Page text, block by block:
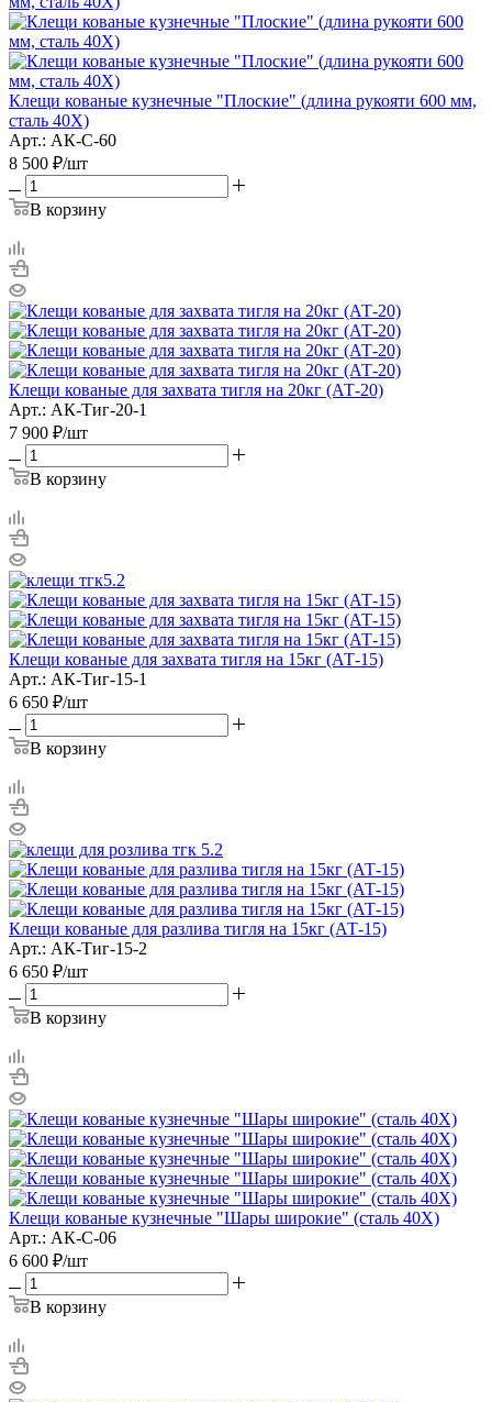
Клещи кованые кузнечные "Плоские" (длина рукояти 600 мм,
сталь 40Х)
Арт.: АК-С-60
8 500 ₽/шт
В корзину
Клещи кованые для захвата тигля на 20кг (АТ-20)
Арт.: АК-Тиг-20-1
7 900 ₽/шт
В корзину
Клещи кованые для захвата тигля на 15кг (АТ-15)
Арт.: АК-Тиг-15-1
6 650 ₽/шт
В корзину
Клещи кованые для разлива тигля на 15кг (АТ-15)
Арт.: АК-Тиг-15-2
6 650 ₽/шт
В корзину
Клещи кованые кузнечные "Шары широкие" (сталь 40Х)
Арт.: АК-С-06
6 600 ₽/шт
В корзину